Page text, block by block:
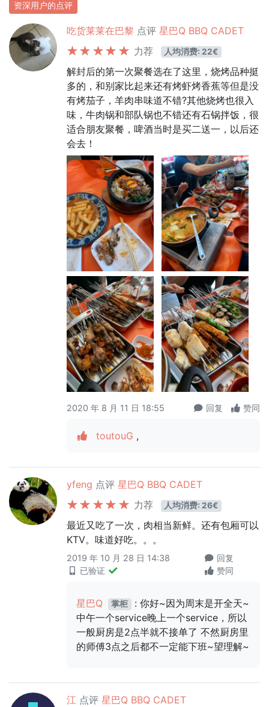
资深用户的点评
吃货莱莱在巴黎 点评 星巴Q BBQ CADET
力荐
人均消费: 22€
解封后的第一次聚餐选在了这里，烧烤品种挺
多的，和别家比起来还有烤虾烤香蕉等但是没
有烤茄子，羊肉串味道不错?其他烧烤也很入
味，牛肉锅和部队锅也不错还有石锅拌饭，很
适合朋友聚餐，啤酒当时是买二送一，以后还
会去！
2020 年 8 月 11 日 18:55 回复 赞同
toutouG ,
yfeng 点评 星巴Q BBQ CADET
力荐
人均消费: 26€
最近又吃了一次，肉相当新鲜。还有包厢可以
KTV。味道好吃。。。
2019 年 10 月 28 日 14:38
已验证
回复
赞同
星巴Q 掌柜
: 你好~因为周末是开全天~
中午一个service晚上一个service，所以
一般厨房是2点半就不接单了 不然厨房里
的师傅3点之后都不一定能下班~望理解~
江 点评 星巴Q BBQ CADET